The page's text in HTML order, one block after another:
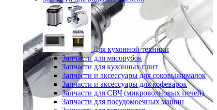
Для кухонной техники
Запчасти для мясорубок
Запчасти для кухонных плит
Запчасти и аксессуары для соковыжималок
Запчасти и аксессуары для кофеварок
Запчасти для СВЧ (микроволновых печей)
Запчасти для посудомоечных машин